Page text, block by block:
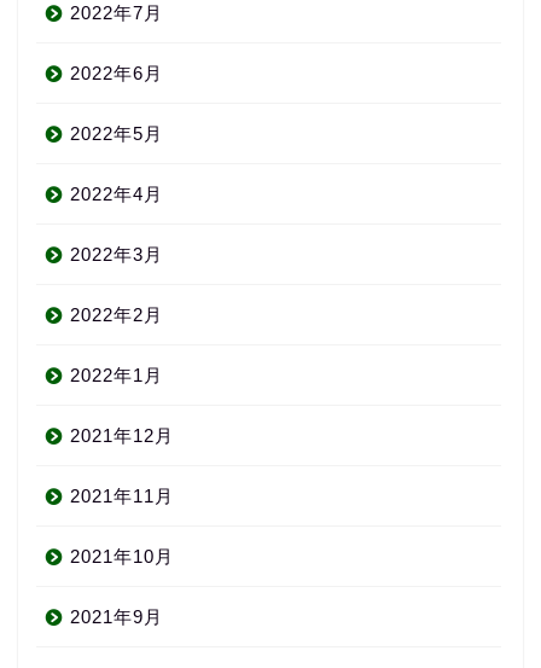
2022年7月
2022年6月
2022年5月
2022年4月
2022年3月
2022年2月
2022年1月
2021年12月
2021年11月
2021年10月
2021年9月